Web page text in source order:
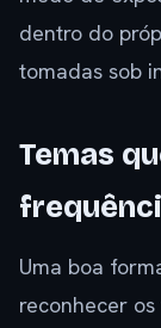
dentro do
tomadas sob
Temas
Uma boa
reconhecer